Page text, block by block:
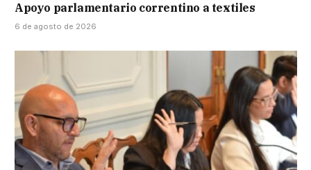
Apoyo parlamentario correntino a textiles
6 de agosto de 2026